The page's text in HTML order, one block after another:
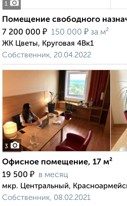
1
Помещение свободного
7 200 000 ₽ 150 000 ₽ за м²
ЖК Цветы, Круговая 4Вк1
Собственник, 20.04.2022
3
Офисное помещение, 17 м²
19 500 ₽ в месяц
мкр. Центральный,
Собственник, 08.02.2021